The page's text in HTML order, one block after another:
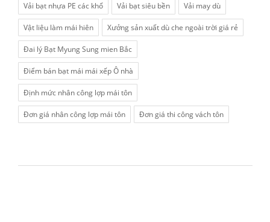
Vải bạt nhựa PE các khổ Vải bạt siêu bền Vải may dù
Vật liệu làm mái hiên Xưởng sản xuất dù che ngoài trời giá rẻ
Đai lý Bạt Myung Sung mien Bắc
Điểm bán bạt mái mái xếp Ô nhà
Định mức nhân công lợp mái tôn
Đơn giá nhân công lợp mái tôn Đơn giá thi công vách tôn